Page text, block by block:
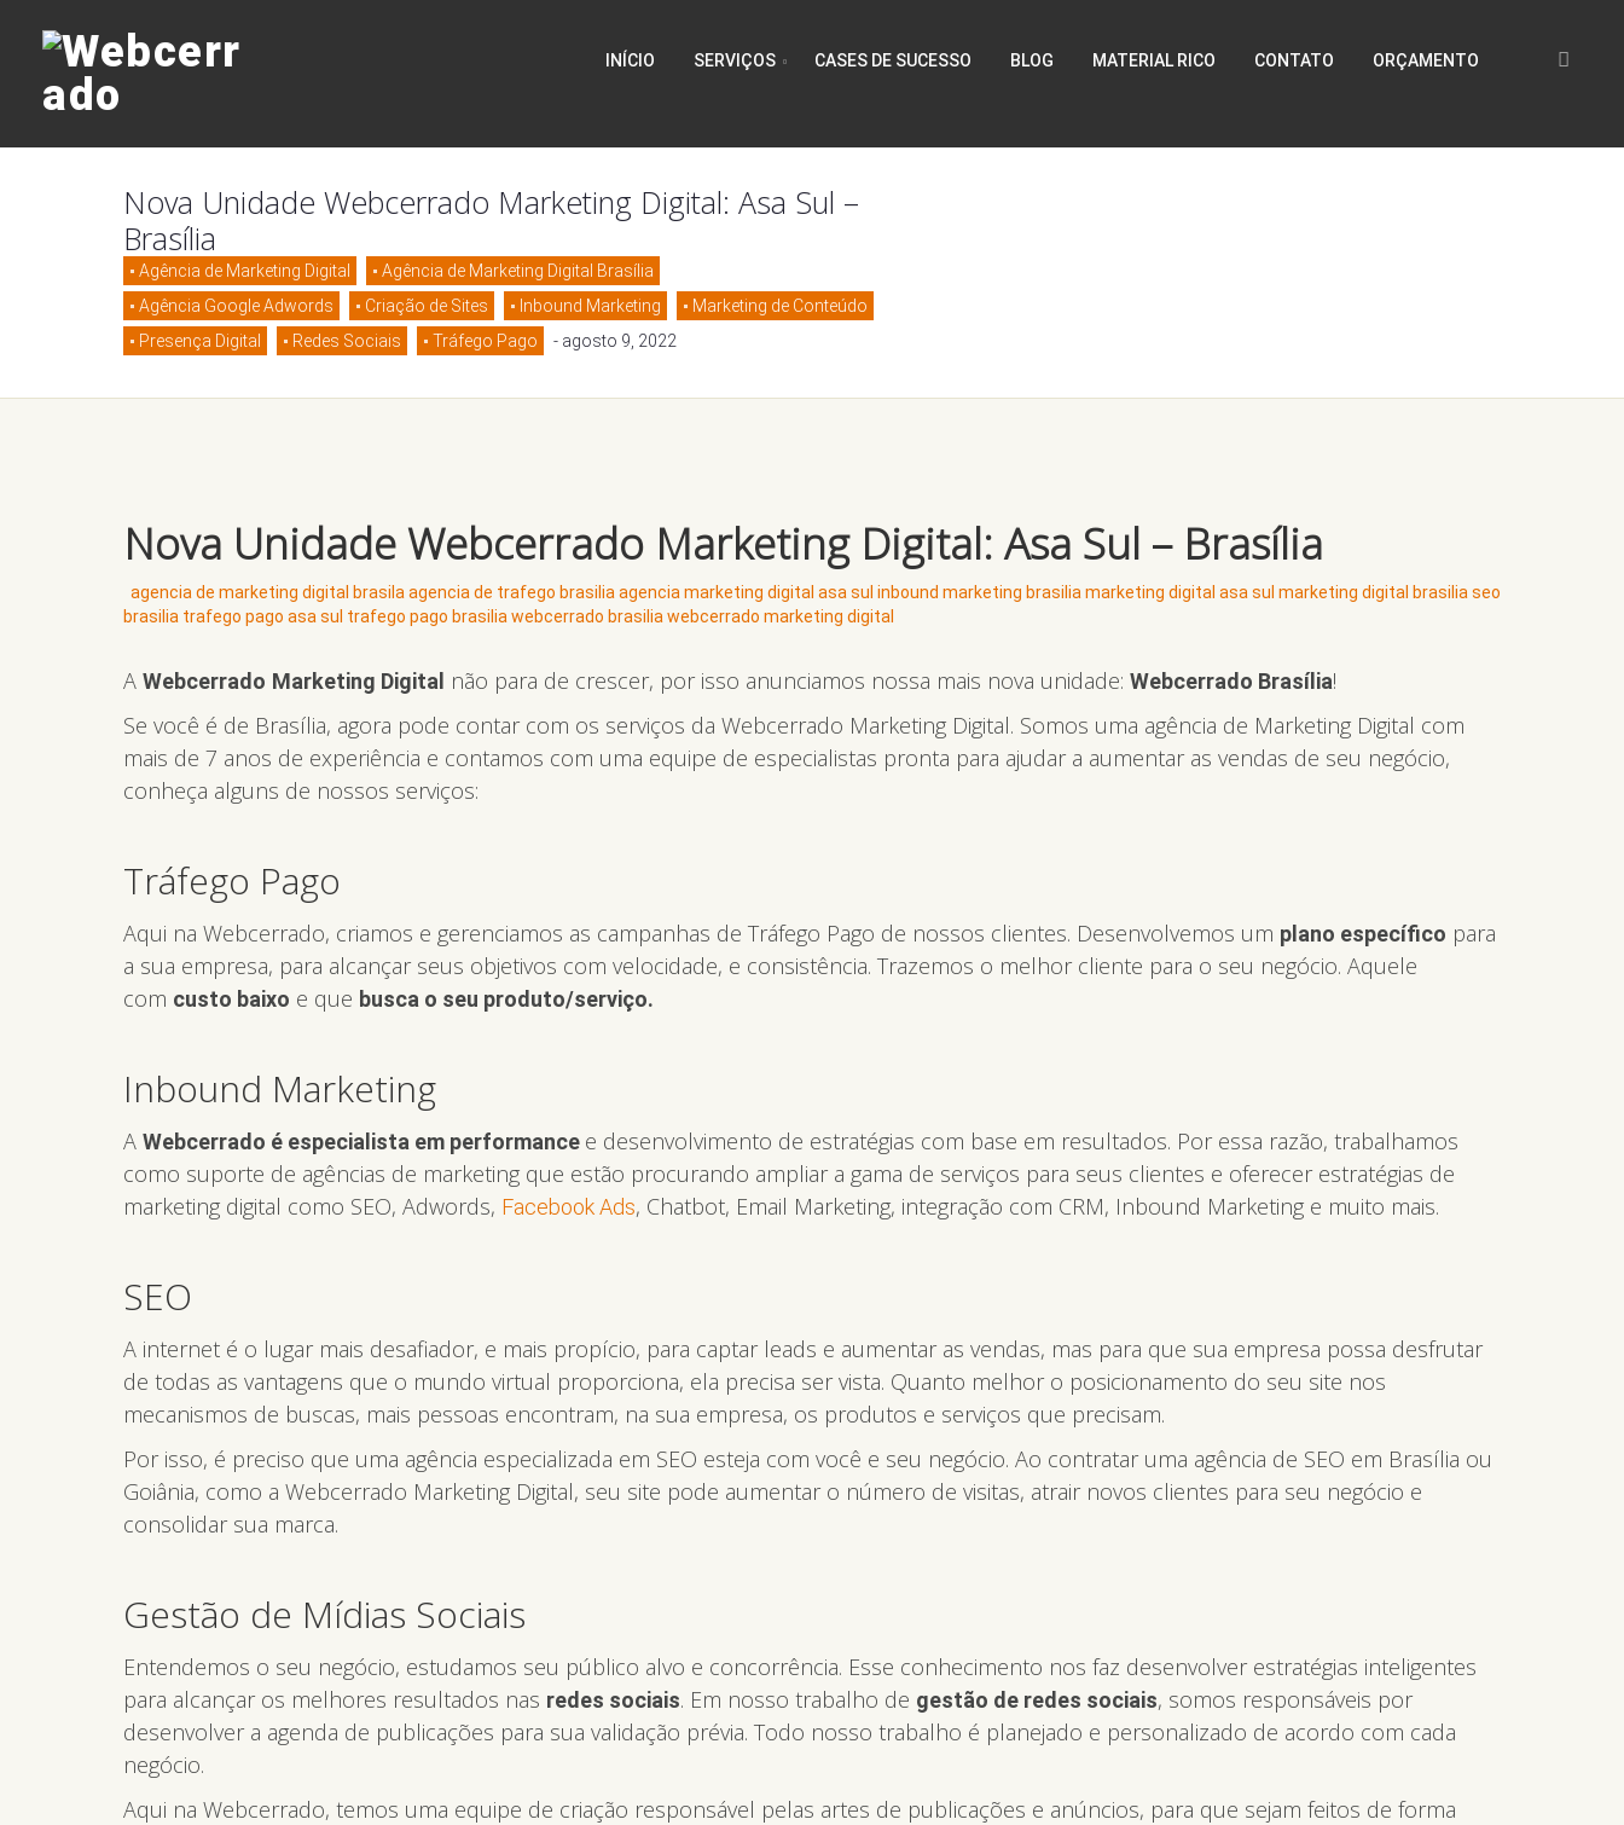
INÍCIO SERVIÇOS CASES DE SUCESSO BLOG MATERIAL RICO CONTATO ORÇAMENTO
Nova Unidade Webcerrado Marketing Digital: Asa Sul –
Brasília
Agência de Marketing Digital
Agência de Marketing Digital Brasília
Agência Google Adwords
Criação de Sites Inbound Marketing
Marketing de Conteúdo
Presença Digital
Redes Sociais Tráfego Pago - agosto 9, 2022
Nova Unidade Webcerrado Marketing Digital: Asa Sul – Brasília
agencia de marketing digital brasila agencia de trafego brasilia agencia marketing digital asa sul inbound marketing brasilia marketing digital asa sul marketing digital brasilia seo
brasilia trafego pago asa sul trafego pago brasilia webcerrado brasilia webcerrado marketing digital
A Webcerrado Marketing Digital não para de crescer, por isso anunciamos nossa mais nova unidade: Webcerrado Brasília!
Se você é de Brasília, agora pode contar com os serviços da Webcerrado Marketing Digital. Somos uma agência de Marketing Digital com
mais de 7 anos de experiência e contamos com uma equipe de especialistas pronta para ajudar a aumentar as vendas de seu negócio,
conheça alguns de nossos serviços:
Tráfego Pago
Aqui na Webcerrado, criamos e gerenciamos as campanhas de Tráfego Pago de nossos clientes. Desenvolvemos um plano específico para
a sua empresa, para alcançar seus objetivos com velocidade, e consistência. Trazemos o melhor cliente para o seu negócio. Aquele
com custo baixo e que busca o seu produto/serviço.
Inbound Marketing
A Webcerrado é especialista em performance e desenvolvimento de estratégias com base em resultados. Por essa razão, trabalhamos
como suporte de agências de marketing que estão procurando ampliar a gama de serviços para seus clientes e oferecer estratégias de
marketing digital como SEO, Adwords, Facebook Ads, Chatbot, Email Marketing, integração com CRM, Inbound Marketing e muito mais.
SEO
A internet é o lugar mais desafiador, e mais propício, para captar leads e aumentar as vendas, mas para que sua empresa possa desfrutar
de todas as vantagens que o mundo virtual proporciona, ela precisa ser vista. Quanto melhor o posicionamento do seu site nos
mecanismos de buscas, mais pessoas encontram, na sua empresa, os produtos e serviços que precisam.
Por isso, é preciso que uma agência especializada em SEO esteja com você e seu negócio. Ao contratar uma agência de SEO em Brasília ou
Goiânia, como a Webcerrado Marketing Digital, seu site pode aumentar o número de visitas, atrair novos clientes para seu negócio e
consolidar sua marca.
Gestão de Mídias Sociais
Entendemos o seu negócio, estudamos seu público alvo e concorrência. Esse conhecimento nos faz desenvolver estratégias inteligentes
para alcançar os melhores resultados nas redes sociais. Em nosso trabalho de gestão de redes sociais, somos responsáveis por
desenvolver a agenda de publicações para sua validação prévia. Todo nosso trabalho é planejado e personalizado de acordo com cada
negócio.
Aqui na Webcerrado, temos uma equipe de criação responsável pelas artes de publicações e anúncios, para que sejam feitos de forma